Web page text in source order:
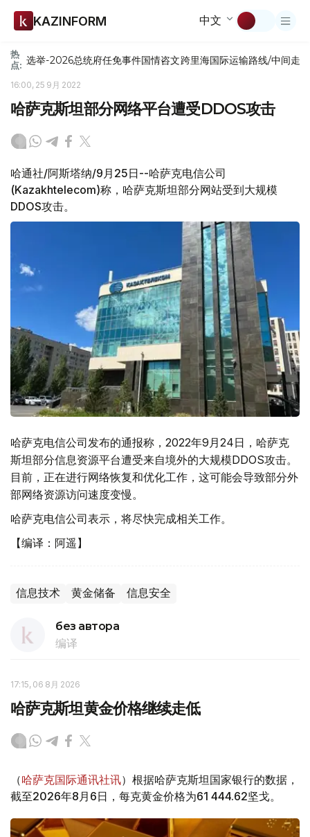
KAZINFORM 中文
热
点: 选举-2026总统府任免事件国情咨文跨里海国际运输路线/中间走廊
16:00, 25 9月 2022
哈萨克斯坦部分网络平台遭受DDOS攻击
哈通社/阿斯塔纳/9月25日--哈萨克电信公司
(Kazakhtelecom)称，哈萨克斯坦部分网站受到大规模
DDOS攻击。
哈萨克电信公司发布的通报称，2022年9月24日，哈萨克
斯坦部分信息资源平台遭受来自境外的大规模DDOS攻击。
目前，正在进行网络恢复和优化工作，这可能会导致部分外
部网络资源访问速度变慢。
哈萨克电信公司表示，将尽快完成相关工作。
【编译：阿遥】
信息技术 黄金储备 信息安全
без автора
编译
17:15, 06 8月 2026
哈萨克斯坦黄金价格继续走低
（哈萨克国际通讯社讯）根据哈萨克斯坦国家银行的数据，
截至2026年8月6日，每克黄金价格为61 444.62坚戈。